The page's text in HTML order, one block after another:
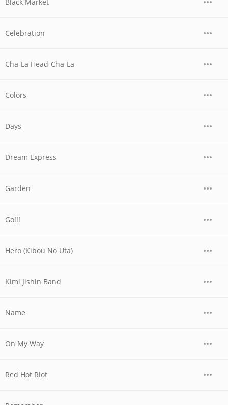
Celebration
Cha-La Head-Cha-La
Colors
Days
Dream Express
Garden
Go!!!
Hero (Kibou No Uta)
Kimi Jishin Band
Name
On My Way
Red Hot Riot